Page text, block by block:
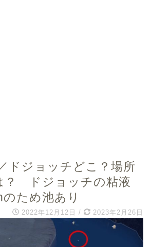
ドジョッチどこ？場所
？ ドジョッチの粘液
ため池あり
2022年12月12日 / 2023年2月26日